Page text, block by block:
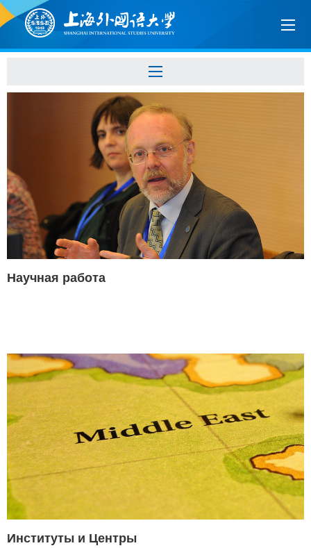
Научная работа
Институты и Центры